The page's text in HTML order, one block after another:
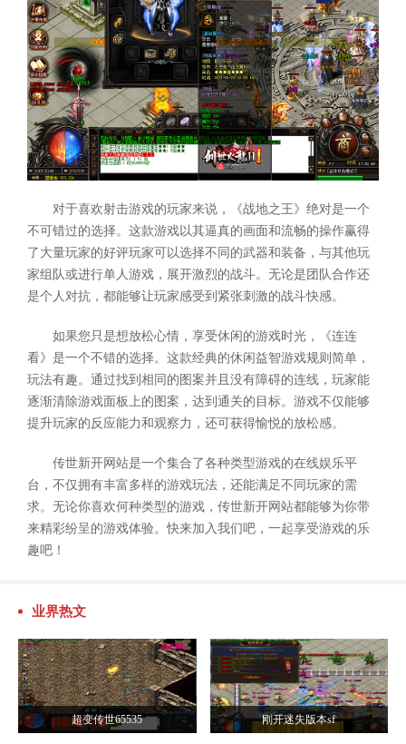
对于喜欢射击游戏的玩家来说，《战地之王》绝对是一个
不可错过的选择。这款游戏以其逼真的画面和流畅的操作赢得
了大量玩家的好评玩家可以选择不同的武器和装备，与其他玩
家组队或进行单人游戏，展开激烈的战斗。无论是团队合作还
是个人对抗，都能够让玩家感受到紧张刺激的战斗快感。
如果您只是想放松心情，享受休闲的游戏时光，《连连
看》是一个不错的选择。这款经典的休闲益智游戏规则简单，
玩法有趣。通过找到相同的图案并且没有障碍的连线，玩家能
逐渐清除游戏面板上的图案，达到通关的目标。游戏不仅能够
提升玩家的反应能力和观察力，还可获得愉悦的放松感。
传世新开网站是一个集合了各种类型游戏的在线娱乐平
台，不仅拥有丰富多样的游戏玩法，还能满足不同玩家的需
求。无论你喜欢何种类型的游戏，传世新开网站都能够为你带
来精彩纷呈的游戏体验。快来加入我们吧，一起享受游戏的乐
趣吧！
业界热文
超变传世65535 刚开迷失版本sf